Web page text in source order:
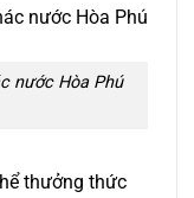
nước Hòa Phú
thưởng thức